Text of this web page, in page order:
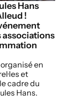
Hans
!
associations
en
et
cadre du
Hans.